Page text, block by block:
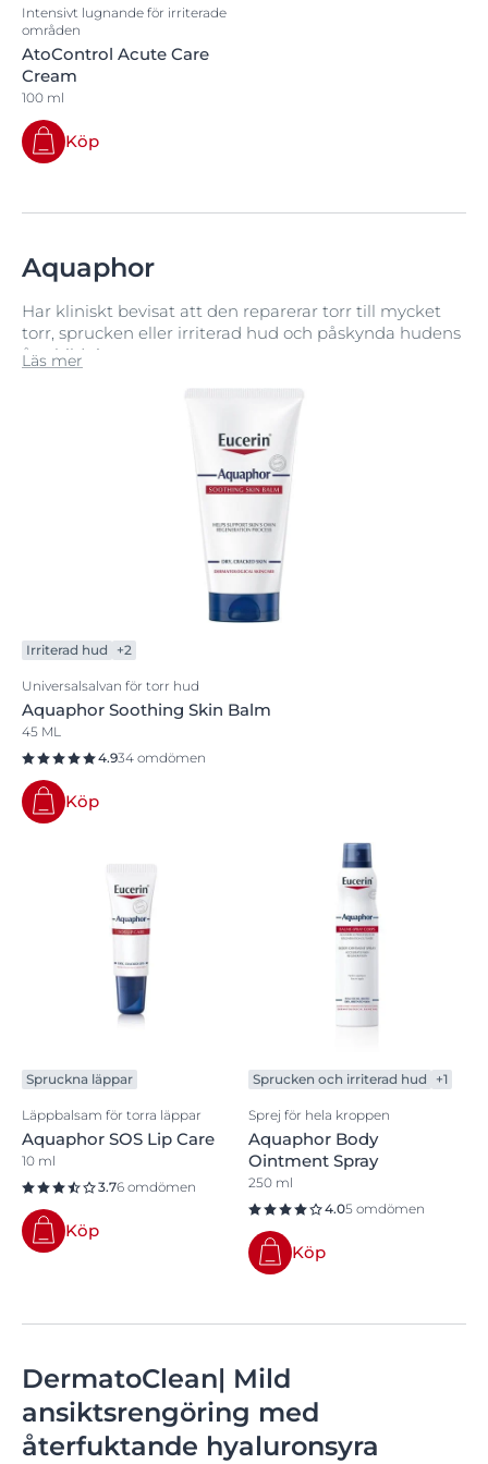
Intensivt lugnande för irriterade
områden
AtoControl Acute Care
Cream
100 ml
Köp
Aquaphor
Har kliniskt bevisat att den reparerar torr till mycket
torr, sprucken eller irriterad hud och påskynda hudens
återbildning.
Läs mer
Irriterad hud +2
Universalsalvan för torr hud
Aquaphor Soothing Skin Balm
45 ML
4.934 omdömen
Köp
Spruckna läppar
Läppbalsam för torra läppar
Aquaphor SOS Lip Care
10 ml
3.76 omdömen
Köp
Sprucken och irriterad hud +1
Sprej för hela kroppen
Aquaphor Body
Ointment Spray
250 ml
4.05 omdömen
Köp
DermatoClean| Mild
ansiktsrengöring med
återfuktande hyaluronsyra